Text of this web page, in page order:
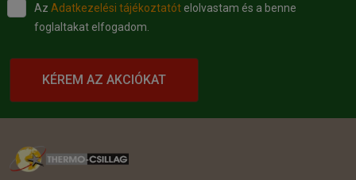
Az Adatkezelési tájékoztatót elolvastam és a benne
foglaltakat elfogadom.
KÉREM AZ AKCIÓKAT